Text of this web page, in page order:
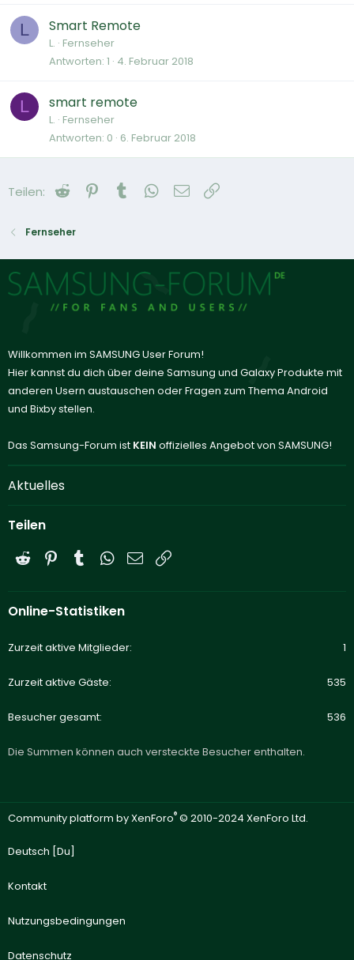
L Smart Remote
L. Fernseher
Antworten 1 4. Februar 2018
L smart remote
L. Fernseher
Antworten 0 6. Februar 2018
Teilen: Reddit Pinterest
Tumblr WhatsApp
E-Mail
Fernseher
Willkommen im SAMSUNG User Forum!
Hier kannst du dich über deine Samsung und Galaxy Produkte mit
anderen Usern austauschen oder Fragen zum Thema Android
und Bixby stellen.
Das Samsung-Forum ist KEIN offizielles Angebot von SAMSUNG!
Aktuelles
Teilen
Reddit PinterestTumblrWhatsApp
E-Mail
Online-Statistiken
Zurzeit aktive Mitglieder 1
Zurzeit aktive Gäste 535
Besucher gesamt 536
Die Summen können auch versteckte Besucher enthalten.
Community platform by XenForo® © 2010-2024 XenForo Ltd.
Deutsch [Du]
Kontakt
Nutzungsbedingungen
Datenschutz